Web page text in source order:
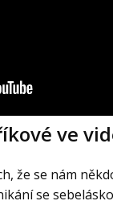
ve
že se nám
se